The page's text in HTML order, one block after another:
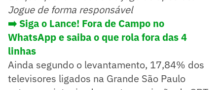
Jogue de forma responsável
➡️ Siga o Lance! Fora de Campo no
WhatsApp e saiba o que rola fora das 4
linhas
Ainda segundo o levantamento, 17,84% dos
televisores ligados na Grande São Paulo